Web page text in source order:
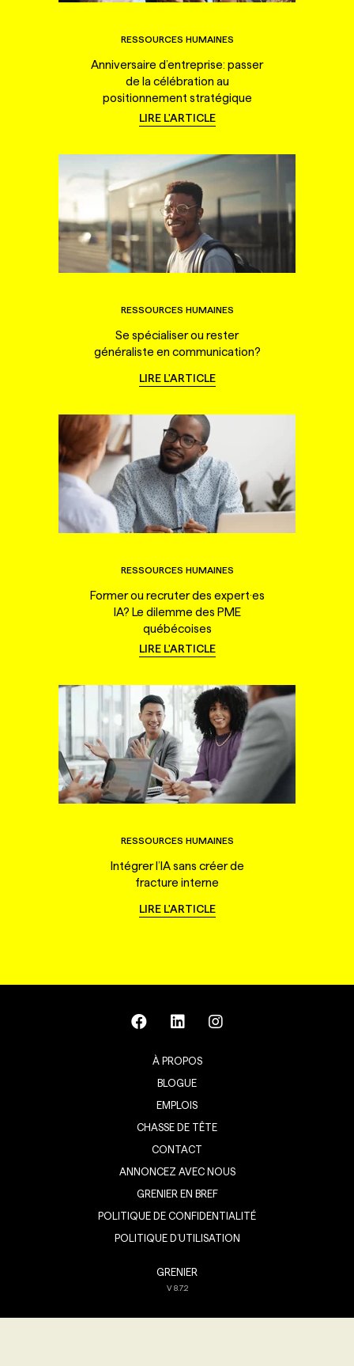
RESSOURCES HUMAINES
Anniversaire d’entreprise: passer
de la célébration au
positionnement stratégique
LIRE L'ARTICLE
RESSOURCES HUMAINES
Se spécialiser ou rester
généraliste en communication?
LIRE L'ARTICLE
RESSOURCES HUMAINES
Former ou recruter des expert·es
IA? Le dilemme des PME
québécoises
LIRE L'ARTICLE
RESSOURCES HUMAINES
Intégrer l’IA sans créer de
fracture interne
LIRE L'ARTICLE
À PROPOS
BLOGUE
EMPLOIS
CHASSE DE TÊTE
CONTACT
ANNONCEZ AVEC NOUS
GRENIER EN BREF
POLITIQUE DE CONFIDENTIALITÉ
POLITIQUE D’UTILISATION
GRENIER
V8.7.2